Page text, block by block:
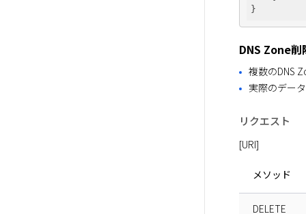
DNS Zone
複数のDNS
実際のデー
リクエスト
[URI]
メソッド
DELETE